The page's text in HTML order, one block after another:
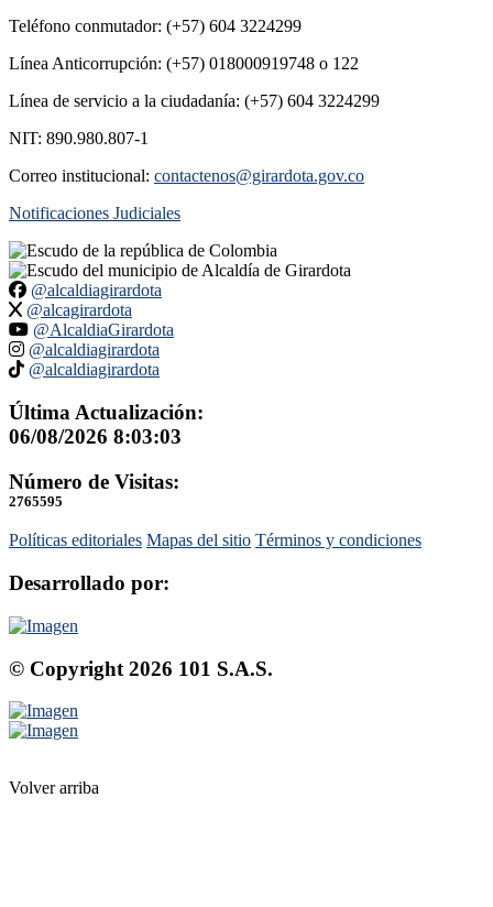
Teléfono conmutador: (+57) 604 3224299
Línea Anticorrupción: (+57) 018000919748 o 122
Línea de servicio a la ciudadanía: (+57) 604 3224299
NIT: 890.980.807-1
Correo institucional: contactenos@girardota.gov.co
Notificaciones Judiciales
@alcaldiagirardota
@alcagirardota
@AlcaldiaGirardota
@alcaldiagirardota
@alcaldiagirardota
Última Actualización:
06/08/2026 8:03:03
Número de Visitas:
2765595
Políticas editoriales Mapas del sitio Términos y condiciones
Desarrollado por:
© Copyright 2026 101 S.A.S.
Volver arriba